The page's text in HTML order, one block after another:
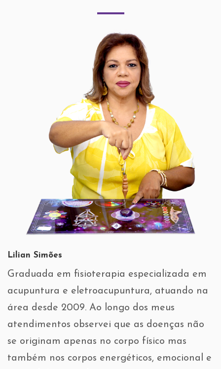
Lilian Simões
Graduada em fisioterapia especializada em
acupuntura e eletroacupuntura, atuando na
área desde 2009. Ao longo dos meus
atendimentos observei que as doenças não
se originam apenas no corpo físico mas
também nos corpos energéticos, emocional e